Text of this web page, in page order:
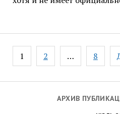
АРХИВ
Навигация
по
1 2 … 8